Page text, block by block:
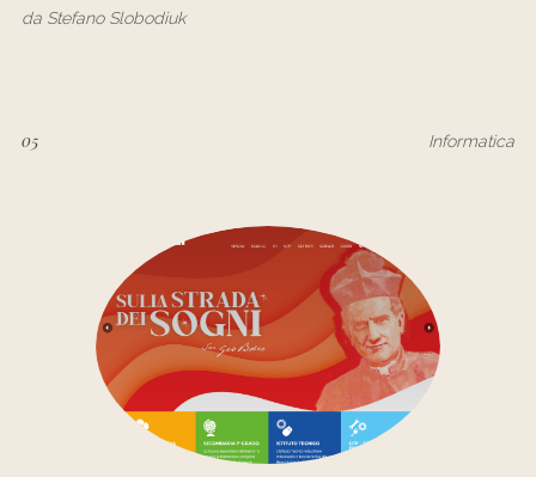
da Stefano Slobodiuk
05 Informatica